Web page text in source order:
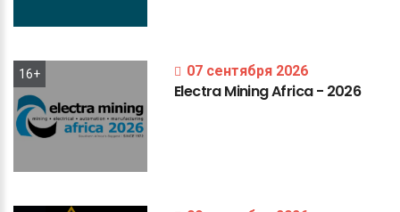
16+ 07 сентября 2026
ElectraMiningAfrica- 2026